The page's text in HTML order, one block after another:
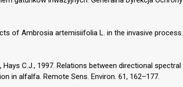
of Ambrosia artemisiifolia L. in the invasive process.
Hays C.J., 1997. Relations between directional spectral
in alfalfa. Remote Sens. Environ. 61, 162–177.